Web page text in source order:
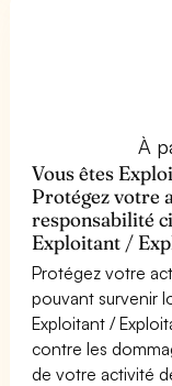
À
Vous êtes
Protégez votre
responsabilité
Exploitant /
Protégez votre
pouvant survenir
Exploitant /
contre les
de votre activité